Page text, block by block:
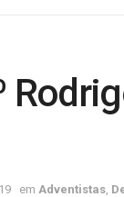
em Adventistas